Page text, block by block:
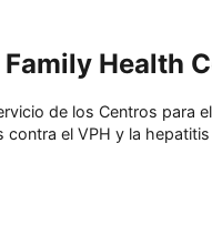
Health
de los Centros para
contra el VPH y la